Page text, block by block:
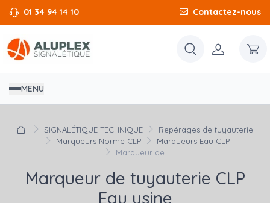
01 34 94 14 10 Contactez-nous
MENU
SIGNALÉTIQUE TECHNIQUE
Repérages de tuyauterie
Marqueurs Norme CLP
Marqueurs Eau CLP
Marqueur de...
Marqueur de tuyauterie CLP
Eau usine